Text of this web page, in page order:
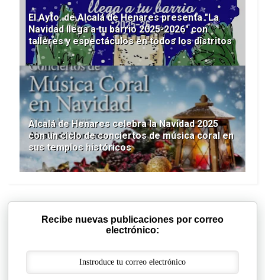
El Ayto. de Alcalá de Henares presenta "La
Navidad llega a tu barrio 2025-2026" con
talleres y espectáculos en todos los distritos
Alcalá de Henares celebra la Navidad 2025
con un ciclo de conciertos de música coral en
sus templos históricos
Recibe nuevas publicaciones por correo
electrónico: